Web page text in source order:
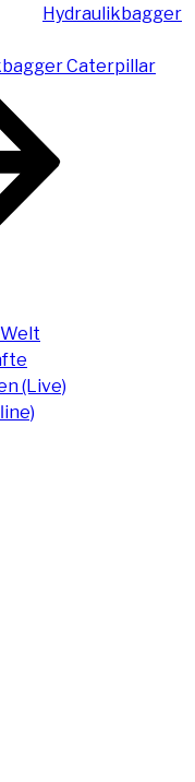
Hydraulikbagger
Caterpillar
(Live)